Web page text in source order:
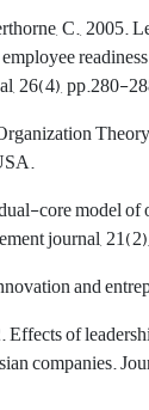
C., 2005.
26(4), pp.280-
core model
journal,
and
Effects of
companies.